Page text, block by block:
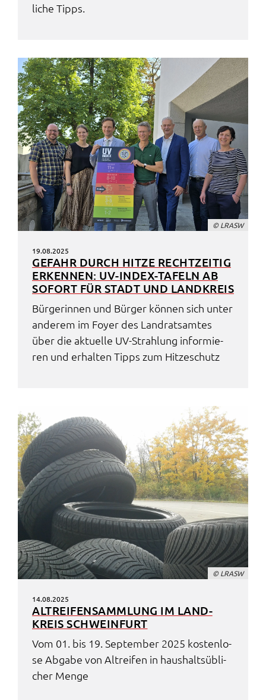
li­che Tipps.
© LRASW
19.08.2025
GEFAHR DURCH HITZE RECHT­ZEI­TIG
ERKEN­NEN: UV-INDEX-TAFELN AB
SOFORT FÜR STADT UND LAND­KREIS
Bürge­rin­nen und Bürger können sich unter
ande­rem im Foyer des Land­rats­am­tes
über die aktu­el­le UV-Strah­lung infor­mie­
ren und erhal­ten Tipps zum Hitze­schutz
© LRASW
14.08.2025
ALTREI­FEN­SAMM­LUNG IM LAND­
KREIS SCHWEIN­FURT
Vom 01. bis 19. Septem­ber 2025 kosten­lo­
se Abga­be von Altrei­fen in haus­halts­üb­li­
cher Menge